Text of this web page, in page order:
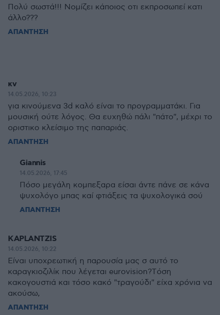
Πολύ σωστά!!! Νομίζει κάποιος οτι εκπροσωπεί κατι
άλλο???
ΑΠΑΝΤΗΣΗ
κν
14.05.2026, 10:23
για κινούμενα 3d καλό είναι το προγραμματάκι. Για
μουσική ούτε λόγος. Θα ευχηθώ πάλι "πάτο", μέχρι το
οριστικο κλείσιμο της παπαριάς.
ΑΠΑΝΤΗΣΗ
Giannis
14.05.2026, 17:45
Πόσο μεγάλη κομπεξαρα είσαι άντε πάνε σε κάνα
ψυχολόγο μπας καί φτιάξεις τα ψυχολογικά σού
ΑΠΑΝΤΗΣΗ
KAPLANTZIS
14.05.2026, 10:22
Είναι υποχρεωτική η παρουσία μας σ αυτό το
καραγκιοζιλίκ που λέγεται eurovision?Tόση
κακογουστιά και τόσο κακό "τραγούδι" είχα χρόνια να
ακούσω,
ΑΠΑΝΤΗΣΗ